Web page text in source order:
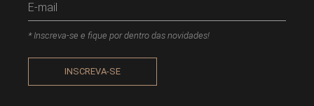
* Inscreva-se e fique por dentro das novidades!
INSCREVA-SE